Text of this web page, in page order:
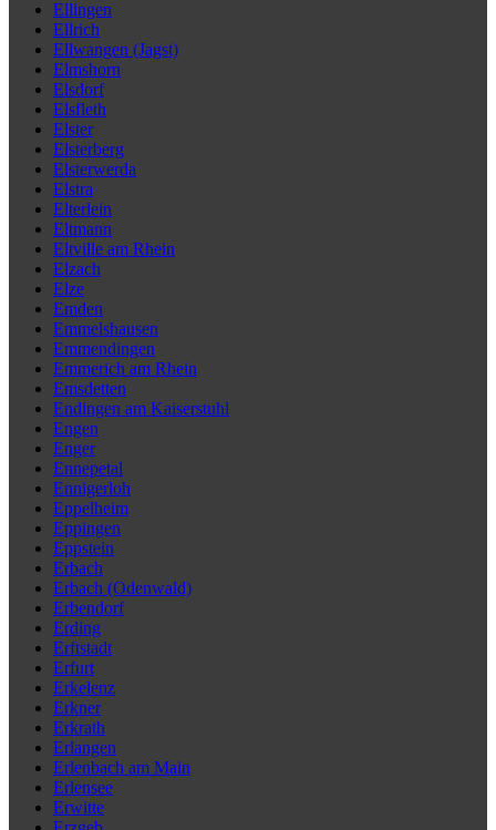
Ellingen
Ellrich
Ellwangen (Jagst)
Elmshorn
Elsdorf
Elsfleth
Elster
Elsterberg
Elsterwerda
Elstra
Elterlein
Eltmann
Eltville am Rhein
Elzach
Elze
Emden
Emmelshausen
Emmendingen
Emmerich am Rhein
Emsdetten
Endingen am Kaiserstuhl
Engen
Enger
Ennepetal
Ennigerloh
Eppelheim
Eppingen
Eppstein
Erbach
Erbach (Odenwald)
Erbendorf
Erding
Erftstadt
Erfurt
Erkelenz
Erkner
Erkrath
Erlangen
Erlenbach am Main
Erlensee
Erwitte